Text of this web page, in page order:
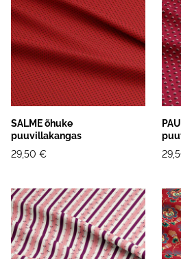
SALME õhuke
puuvillakangas
29,50 €